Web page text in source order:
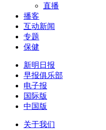
直播
播客
互动新闻
专题
保健
新明日报
早报俱乐部
电子报
国际版
中国版
关于我们